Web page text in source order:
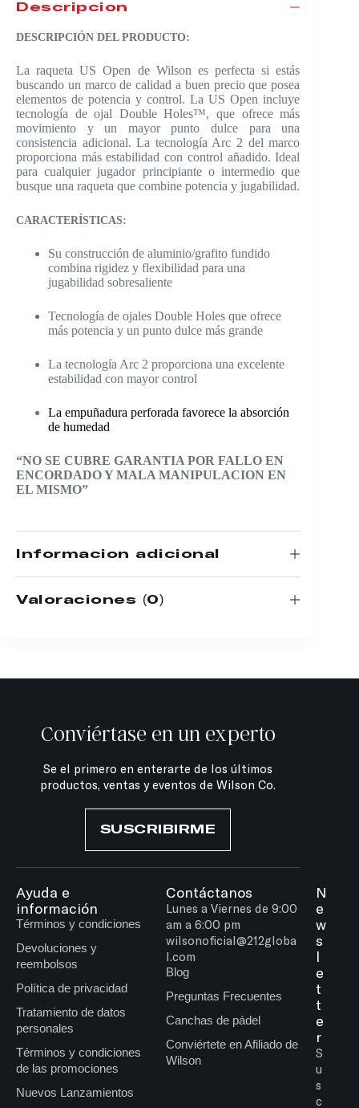
Descripción
DESCRIPCIÓN DEL PRODUCTO:
La raqueta US Open de Wilson es perfecta si estás
buscando un marco de calidad a buen precio que posea
elementos de potencia y control. La US Open incluye
tecnología de ojal Double Holes™, que ofrece más
movimiento y un mayor punto dulce para una
consistencia adicional. La tecnología Arc 2 del marco
proporciona más estabilidad con control añadido. Ideal
para cualquier jugador principiante o intermedio que
busque una raqueta que combine potencia y jugabilidad.
CARACTERÍSTICAS:
Su construcción de aluminio/grafito fundido
combina rigidez y flexibilidad para una
jugabilidad sobresaliente
Tecnología de ojales Double Holes que ofrece
más potencia y un punto dulce más grande
La tecnología Arc 2 proporciona una excelente
estabilidad con mayor control
La empuñadura perforada favorece la absorción
de humedad
“NO SE CUBRE GARANTIA POR FALLO EN
ENCORDADO Y MALA MANIPULACION EN
EL MISMO”
Información adicional
Valoraciones (0)
Conviértase en un experto
Se el primero en enterarte de los últimos
productos, ventas y eventos de Wilson Co.
SUSCRIBIRME
Ayuda e
información
Términos y condiciones
Devoluciones y
reembolsos
Política de privacidad
Tratamiento de datos
personales
Términos y condiciones
de las promociones
Nuevos Lanzamientos
Contáctanos
Lunes a Viernes de 9:00
am a 6:00 pm
wilsonoficial@212globa
l.com
Blog
Preguntas Frecuentes
Canchas de pádel
Conviértete en Afiliado de
Wilson
N
e
w
s
l
e
t
t
e
r
S
u
s
c